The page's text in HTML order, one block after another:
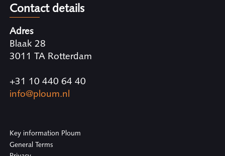
Contact details
Adres
Blaak 28
3011 TA Rotterdam
+31 10 440 64 40
info@ploum.nl
Key information Ploum
General Terms